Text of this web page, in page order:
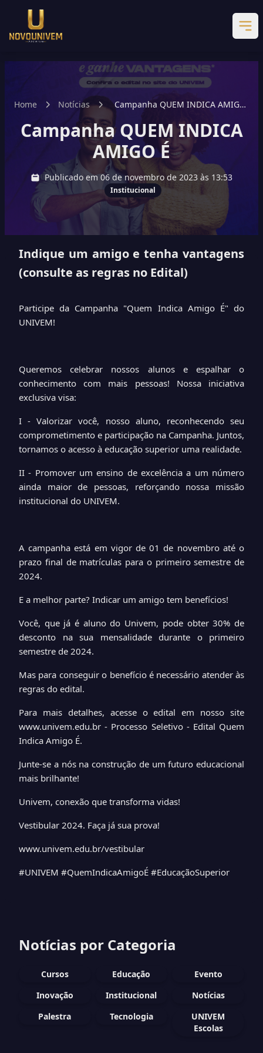
Home Notícias
Campanha QUEM INDICA AMIGO
Campanha QUEM INDICA
AMIGO É
Publicado em 06 de novembro de 2023 às 13:53
Institucional
Indique um amigo e tenha vantagens
(consulte as regras no Edital)
Participe da Campanha "Quem Indica Amigo É" do
UNIVEM!
Queremos celebrar nossos alunos e espalhar o
conhecimento com mais pessoas! Nossa iniciativa
exclusiva visa:
I - Valorizar você, nosso aluno, reconhecendo seu
comprometimento e participação na Campanha. Juntos,
tornamos o acesso à educação superior uma realidade.
II - Promover um ensino de excelência a um número
ainda maior de pessoas, reforçando nossa missão
institucional do UNIVEM.
A campanha está em vigor de 01 de novembro até o
prazo final de matrículas para o primeiro semestre de
2024.
E a melhor parte? Indicar um amigo tem benefícios!
Você, que já é aluno do Univem, pode obter 30% de
desconto na sua mensalidade durante o primeiro
semestre de 2024.
Mas para conseguir o benefício é necessário atender às
regras do edital.
Para mais detalhes, acesse o edital em nosso site
www.univem.edu.br - Processo Seletivo - Edital Quem
Indica Amigo É.
Junte-se a nós na construção de um futuro educacional
mais brilhante!
Univem, conexão que transforma vidas!
Vestibular 2024. Faça já sua prova!
www.univem.edu.br/vestibular
#UNIVEM #QuemIndicaAmigoÉ #EducaçãoSuperior
Notícias por Categoria
Cursos Educação
Evento
Inovação
Institucional
Notícias
Palestra
Tecnologia
UNIVEM
Escolas